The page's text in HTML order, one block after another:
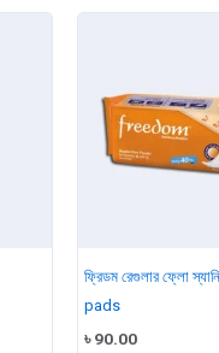
ফ্রিডম রেগুলার ফ্লো
pads
৳90.00